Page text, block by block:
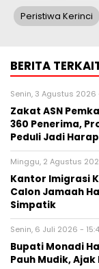
Peristiwa Kerinci
BERITA
Senin, 3 Agustus 2026
Zakat ASN
360 Penerima,
Peduli Jadi
Minggu, 2 Agustus
Kantor Imigrasi
Calon Jamaah
Simpatik
Senin, 6 Juli 2026 -
Bupati Monadi
Pauh Mudik,